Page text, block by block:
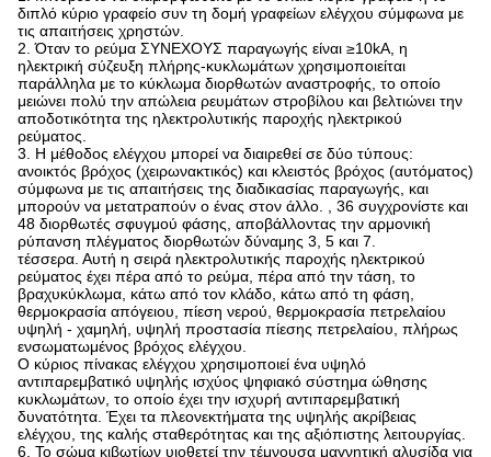
διπλό κύριο γραφείο συν τη δομή γραφείων ελέγχου σύμφωνα με
τις απαιτήσεις χρηστών.
2. Όταν το ρεύμα ΣΥΝΕΧΟΥΣ παραγωγής είναι ≥10kA, η
ηλεκτρική σύζευξη πλήρης-κυκλωμάτων χρησιμοποιείται
παράλληλα με το κύκλωμα διορθωτών αναστροφής, το οποίο
μειώνει πολύ την απώλεια ρευμάτων στροβίλου και βελτιώνει την
αποδοτικότητα της ηλεκτρολυτικής παροχής ηλεκτρικού
ρεύματος.
3. Η μέθοδος ελέγχου μπορεί να διαιρεθεί σε δύο τύπους:
ανοικτός βρόχος (χειρωνακτικός) και κλειστός βρόχος (αυτόματος)
σύμφωνα με τις απαιτήσεις της διαδικασίας παραγωγής, και
μπορούν να μετατραπούν ο ένας στον άλλο. , 36 συγχρονίστε και
48 διορθωτές σφυγμού φάσης, αποβάλλοντας την αρμονική
ρύπανση πλέγματος διορθωτών δύναμης 3, 5 και 7.
τέσσερα. Αυτή η σειρά ηλεκτρολυτικής παροχής ηλεκτρικού
ρεύματος έχει πέρα από το ρεύμα, πέρα από την τάση, το
βραχυκύκλωμα, κάτω από τον κλάδο, κάτω από τη φάση,
θερμοκρασία απόγειου, πίεση νερού, θερμοκρασία πετρελαίου
υψηλή - χαμηλή, υψηλή προστασία πίεσης πετρελαίου, πλήρως
ενσωματωμένος βρόχος ελέγχου.
Ο κύριος πίνακας ελέγχου χρησιμοποιεί ένα υψηλό
αντιπαρεμβατικό υψηλής ισχύος ψηφιακό σύστημα ώθησης
κυκλωμάτων, το οποίο έχει την ισχυρή αντιπαρεμβατική
δυνατότητα. Έχει τα πλεονεκτήματα της υψηλής ακρίβειας
ελέγχου, της καλής σταθερότητας και της αξιόπιστης λειτουργίας.
6. Το σώμα κιβωτίων υιοθετεί την τέμνουσα μαγνητική αλυσίδα για